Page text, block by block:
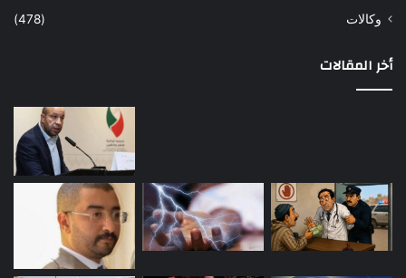
وكالات
(478)
أخر المقالات